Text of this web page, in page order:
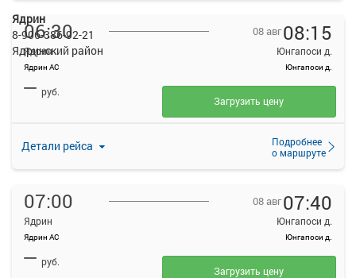
06:30
Ядрин
Ядрин АС
08 авг08:15
Юнгапоси д.
Юнгапоси д.
Детали рейса
Подробнее
о маршруте
— руб.
Загрузить цену
07:00
Ядрин
Ядрин АС
08 авг07:40
Юнгапоси д.
Юнгапоси д.
— руб.
Загрузить цену
Ядрин
8-906-386-92-21
Ядринский район